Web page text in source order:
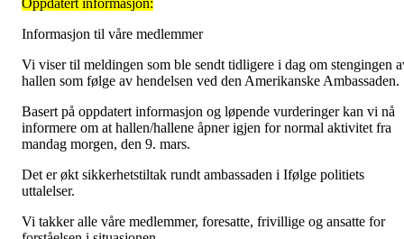
Oppdatert informasjon:
Informasjon til våre medlemmer
Vi viser til meldingen som ble sendt tidligere i dag om stengingen
hallen som følge av hendelsen ved den Amerikanske Ambassaden.
Basert på oppdatert informasjon og løpende vurderinger kan vi nå
informere om at hallen/hallene åpner igjen for normal aktivitet fra
mandag morgen, den 9. mars.
Det er økt sikkerhetstiltak rundt ambassaden i Ifølge politiets
uttalelser.
Vi takker alle våre medlemmer, foresatte, frivillige og ansatte for